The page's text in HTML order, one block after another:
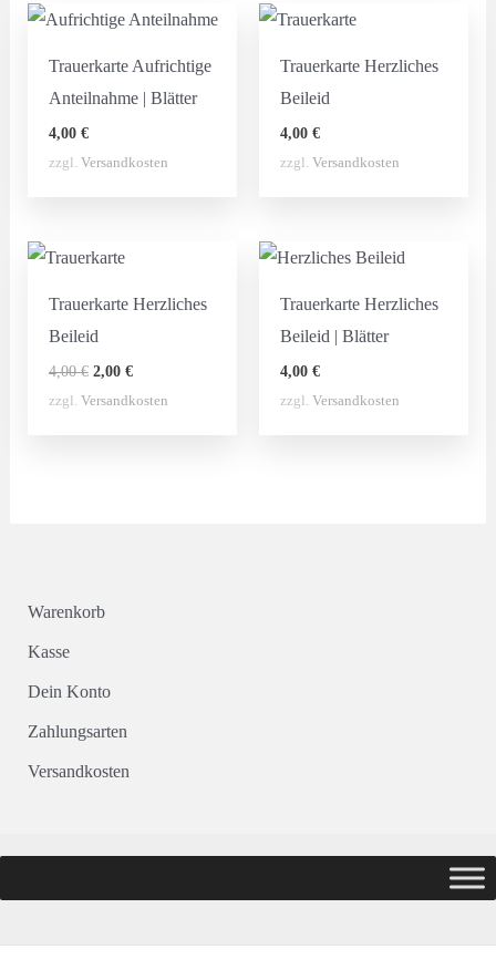
Trauerkarte Aufrichtige
Anteilnahme | Blätter
4,00 €
zzgl. Versandkosten
Trauerkarte Herzliches
Beileid
4,00€
zzgl.Versandkosten
Trauerkarte Herzliches
Beileid
4,00€ Ursprünglicher
war:
2,00 €Aktueller
ist:
zzgl. Versandkosten
Trauerkarte Herzliches
Beileid | Blätter
4,00€
zzgl.Versandkosten
Warenkorb
Kasse
Dein Konto
Zahlungsarten
Versandkosten